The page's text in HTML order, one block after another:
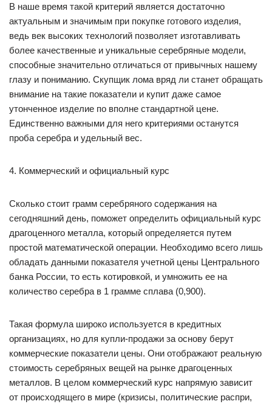
В наше время такой критерий является достаточно
актуальным и значимым при покупке готового изделия,
ведь век высоких технологий позволяет изготавливать
более качественные и уникальные серебряные модели,
способные значительно отличаться от привычных нашему
глазу и пониманию. Скупщик лома вряд ли станет обращать
внимание на такие показатели и купит даже самое
утонченное изделие по вполне стандартной цене.
Единственно важными для него критериями останутся
проба серебра и удельный вес.
4. Коммерческий и официальный курс
Сколько стоит грамм серебряного содержания на
сегодняшний день, поможет определить официальный курс
драгоценного металла, который определяется путем
простой математической операции. Необходимо всего лишь
обладать данными показателя учетной цены Центрального
банка России, то есть котировкой, и умножить ее на
количество серебра в 1 грамме сплава (0,900).
Такая формула широко используется в кредитных
организациях, но для купли-продажи за основу берут
коммерческие показатели цены. Они отображают реальную
стоимость серебряных вещей на рынке драгоценных
металлов. В целом коммерческий курс напрямую зависит
от происходящего в мире (кризисы, политические распри,